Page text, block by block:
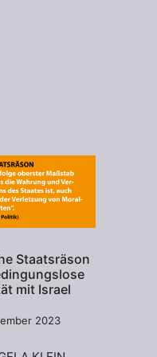
Staatsräson
mit Israel
2023